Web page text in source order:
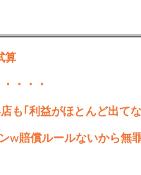
算
・・・